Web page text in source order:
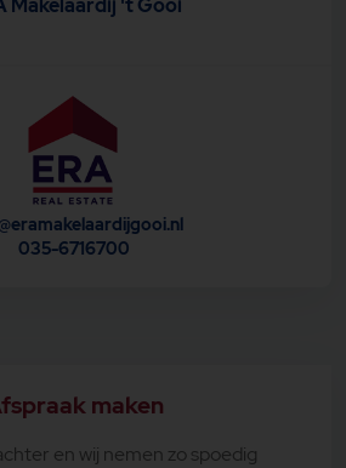
035-6716700
maken
en wij nemen zo spoedig